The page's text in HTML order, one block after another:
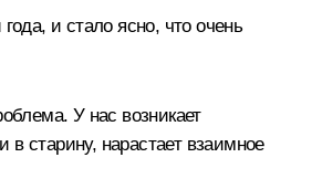
и стало ясно, что очень
У нас возникает
в старину, нарастает взаимное